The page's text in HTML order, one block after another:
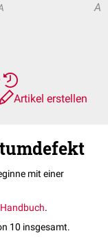
A
Artikel erstellen
mit einer
Handbuch.
10 insgesamt.